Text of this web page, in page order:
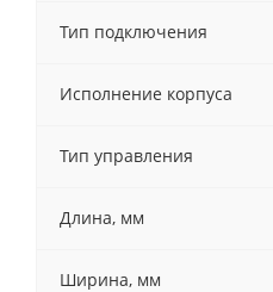
Тип подключения
Исполнение корпуса
Тип управления
Длина, мм
Ширина, мм